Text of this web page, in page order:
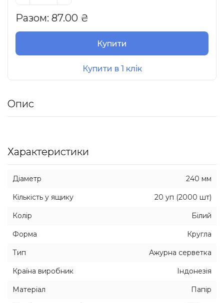
Разом: 87.00 ₴
Купити
Купити в 1 клік
Опис
Характеристики
Діаметр 240 мм
Кількість у ящику 20 уп (2000 шт)
Колір Білий
Форма Кругла
Тип Ажурна серветка
Країна виробник Індонезія
Матеріал Папір